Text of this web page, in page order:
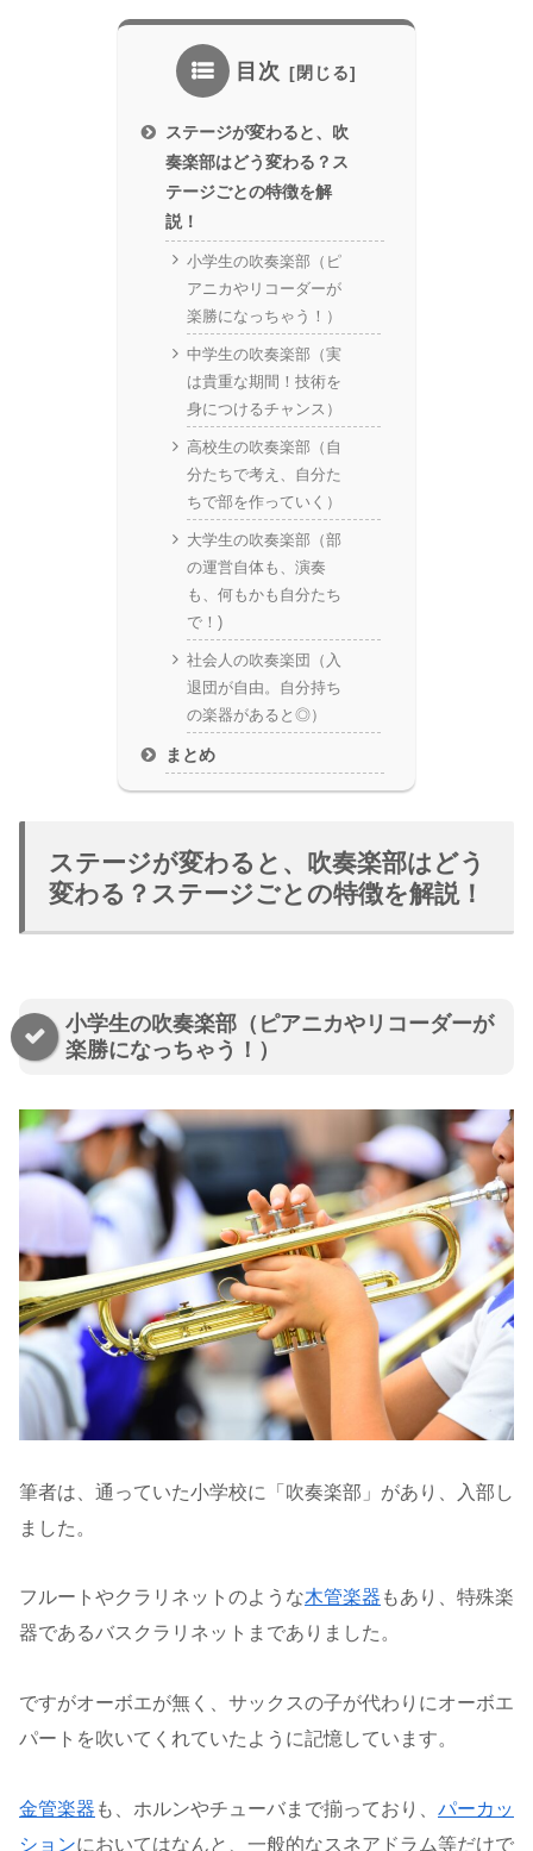
目次
ステージが変わると、吹
奏楽部はどう変わる？ス
テージごとの特徴を解
説！
小学生の吹奏楽部（ピ
アニカやリコーダーが
楽勝になっちゃう！）
中学生の吹奏楽部（実
は貴重な期間！技術を
身につけるチャンス）
高校生の吹奏楽部（自
分たちで考え、自分た
ちで部を作っていく）
大学生の吹奏楽部（部
の運営自体も、演奏
も、何もかも自分たち
で！)
社会人の吹奏楽団（入
退団が自由。自分持ち
の楽器があると◎）
まとめ
ステージが変わると、吹奏楽部はどう
変わる？ステージごとの特徴を解説！
小学生の吹奏楽部（ピアニカやリコーダーが
楽勝になっちゃう！）
筆者は、通っていた小学校に「吹奏楽部」があり、入部し
ました。
フルートやクラリネットのような木管楽器 もあり、特殊楽
器であるバスクラリネットまでありました。
ですがオーボエが無く、サックスの子が代わりにオーボエ
パートを吹いてくれていたように記憶しています。
金管楽器 も、ホルンやチューバまで揃っており、 パーカッ
ションにおいてはなんと、一般的なスネアドラム等だけで